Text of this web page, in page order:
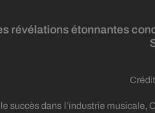
révélations étonnantes
succès dans l’industrie musicale,